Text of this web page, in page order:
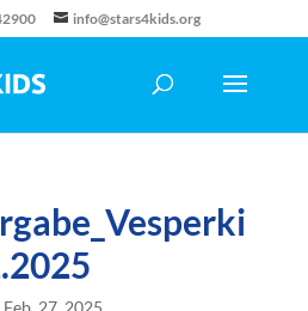
info@stars4kids.org
Feb. 27, 2025